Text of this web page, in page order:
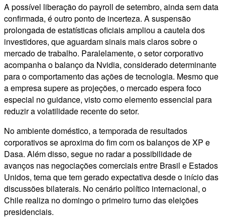
A possível liberação do payroll de setembro, ainda sem data
confirmada, é outro ponto de incerteza. A suspensão
prolongada de estatísticas oficiais ampliou a cautela dos
investidores, que aguardam sinais mais claros sobre o
mercado de trabalho. Paralelamente, o setor corporativo
acompanha o balanço da Nvidia, considerado determinante
para o comportamento das ações de tecnologia. Mesmo que
a empresa supere as projeções, o mercado espera foco
especial no guidance, visto como elemento essencial para
reduzir a volatilidade recente do setor.
No ambiente doméstico, a temporada de resultados
corporativos se aproxima do fim com os balanços de XP e
Dasa. Além disso, segue no radar a possibilidade de
avanços nas negociações comerciais entre Brasil e Estados
Unidos, tema que tem gerado expectativa desde o início das
discussões bilaterais. No cenário político internacional, o
Chile realiza no domingo o primeiro turno das eleições
presidenciais.